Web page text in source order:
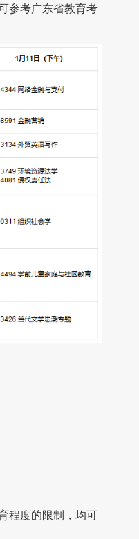
参考广东省教育考
程度的限制，均可